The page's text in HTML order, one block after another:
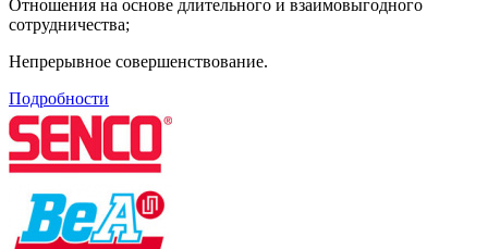
Отношения на основе длительного и взаимовыгодного
сотрудничества;
Непрерывное совершенствование.
Подробности